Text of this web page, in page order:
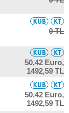
0 TL
50,42 Euro,
1492,59 TL
50,42 Euro,
1492,59 TL